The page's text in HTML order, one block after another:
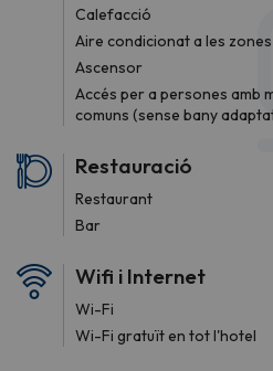
Calefacció
Aire condicionat a les
Ascensor
Accés per a persones amb
comuns (sense bany
Restauració
Restaurant
Bar
Wifi i Internet
Wi-Fi
Wi-Fi gratuït en tot l'hotel